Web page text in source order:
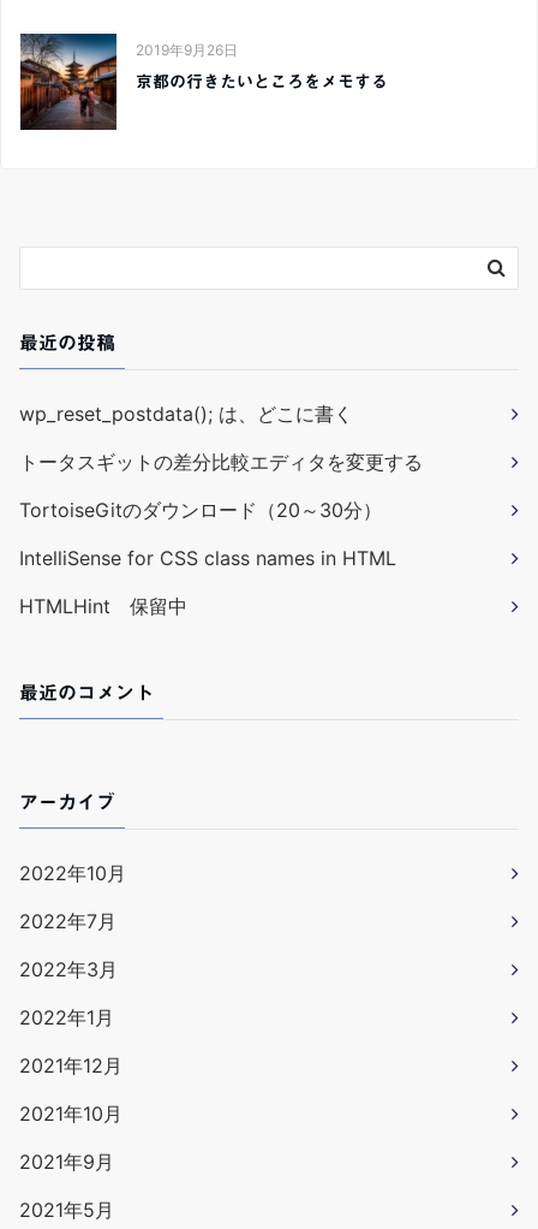
2019年9月26日
京都の行きたいところをメモする
最近の投稿
wp_reset_postdata(); は、どこに書く
トータスギットの差分比較エディタを変更する
TortoiseGitのダウンロード（20～30分）
IntelliSense for CSS class names in HTML
HTMLHint 保留中
最近のコメント
アーカイブ
2022年10月
2022年7月
2022年3月
2022年1月
2021年12月
2021年10月
2021年9月
2021年5月